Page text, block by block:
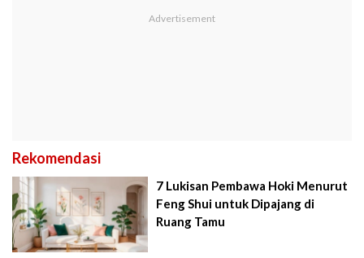
Rekomendasi
7 Lukisan Pembawa Hoki Menurut
Feng Shui untuk Dipajang di
Ruang Tamu